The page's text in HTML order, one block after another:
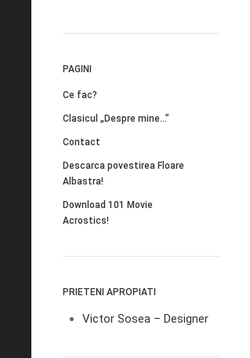
PAGINI
Ce fac?
Clasicul „Despre mine…”
Contact
Descarca povestirea Floare
Albastra!
Download 101 Movie
Acrostics!
PRIETENI APROPIATI
Victor Sosea – Designer